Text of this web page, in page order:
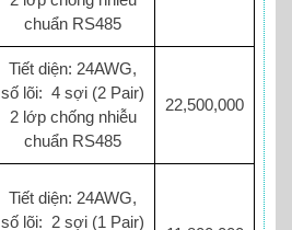
chuẩn RS485
Tiết diện: 24AWG,
số lõi: 4 sợi (2 Pair)
2 lớp chống nhiễu
chuẩn RS485
22,500,000
Tiết diện: 24AWG,
số lõi: 2 sợi (1 Pair)